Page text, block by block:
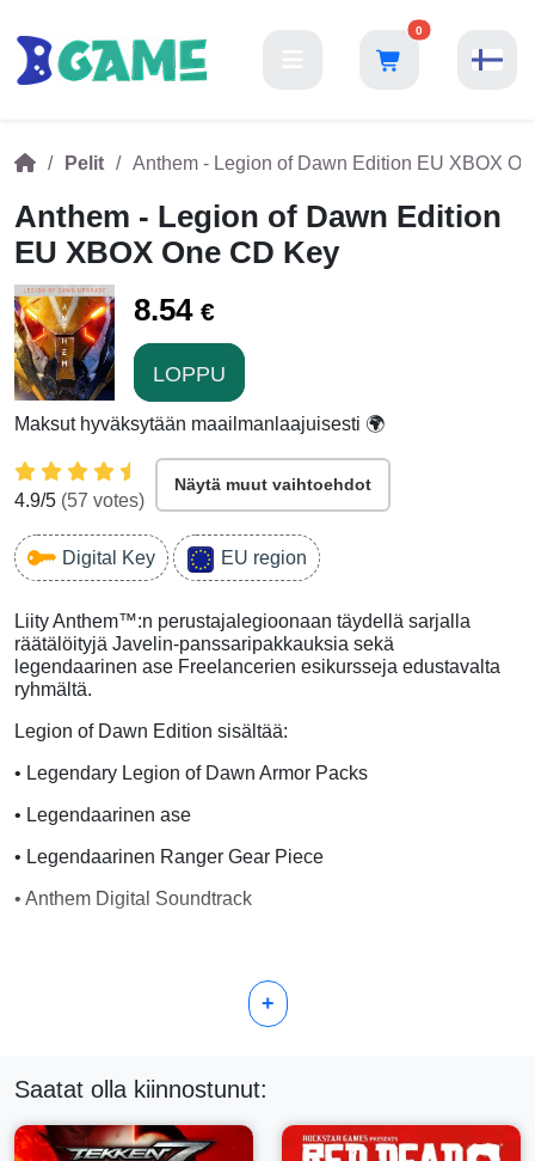
0
Pelit Anthem - Legion of Dawn Edition EU XBOX
Anthem - Legion of Dawn Edition
EU XBOX One CD Key
8.54 €
LOPPU
Maksut hyväksytään maailmanlaajuisesti 🌍
4.9/5 (57 votes)
Näytä muut vaihtoehdot
Digital Key EU region
Liity Anthem™:n perustajalegioonaan täydellä sarjalla
räätälöityjä Javelin-panssaripakkauksia sekä
legendaarinen ase Freelancerien esikursseja edustavalta
ryhmältä.
Legion of Dawn Edition sisältää:
• Legendary Legion of Dawn Armor Packs
• Legendaarinen ase
• Legendaarinen Ranger Gear Piece
• Anthem Digital Soundtrack
Vapauta voimasi. Maailmassa, jonka jumalat ovat jättäneet
kesken, hämärä ryhmä uhkaa koko ihmiskuntaa. Vain sinä
seisot Dominionin ja niiden muinaisen voiman välissä.
+
Saatat olla kiinnostunut: